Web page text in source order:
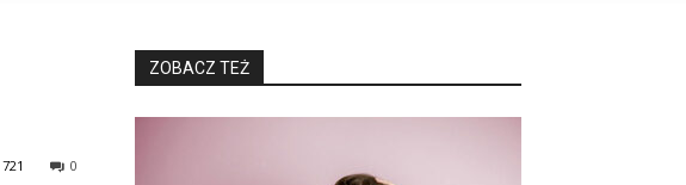
0
721
ZOBACZ TEŻ